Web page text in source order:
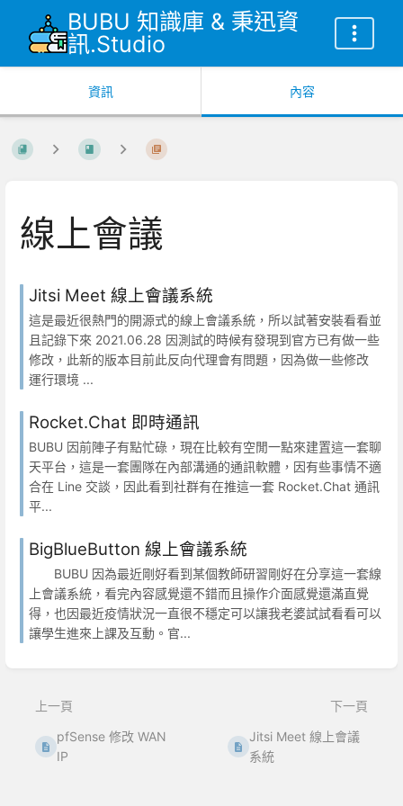
BUBU 知識庫 & 秉迅資
訊.Studio
資訊 內容
線上會議
Jitsi Meet 線上會議系統
這是最近很熱門的開源式的線上會議系統，所以試著安裝看看並
且記錄下來 2021.06.28 因測試的時候有發現到官方已有做一些
修改，此新的版本目前此反向代理會有問題，因為做一些修改
運行環境 ...
Rocket.Chat 即時通訊
BUBU 因前陣子有點忙碌，現在比較有空閒一點來建置這一套聊
天平台，這是一套團隊在內部溝通的通訊軟體，因有些事情不適
合在 Line 交談，因此看到社群有在推這一套 Rocket.Chat 通訊
平...
BigBlueButton 線上會議系統
BUBU 因為最近剛好看到某個教師研習剛好在分享這一套線
上會議系統，看完內容感覺還不錯而且操作介面感覺還滿直覺
得，也因最近疫情狀況一直很不穩定可以讓我老婆試試看看可以
讓學生進來上課及互動。官...
上一頁
pfSense 修改 WAN
IP
下一頁
Jitsi Meet 線上會議
系統